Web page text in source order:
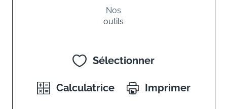
Nos
outils
Sélectionner
Calculatrice Imprimer